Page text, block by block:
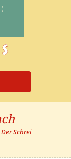
)
Der Schrei